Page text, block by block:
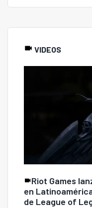
VIDEOS
Riot Games
en
de League of